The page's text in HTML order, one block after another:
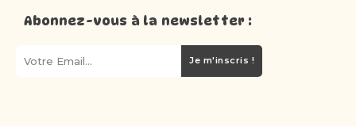
Abonnez-vous à la newsletter :
Je m'inscris !